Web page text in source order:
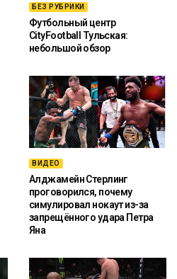
БЕЗ РУБРИКИ
Футбольный центр
CityFootball Тульская:
небольшой обзор
ВИДЕО
Алджамейн Стерлинг
проговорился, почему
симулировал нокаут из-за
запрещённого удара Петра
Яна